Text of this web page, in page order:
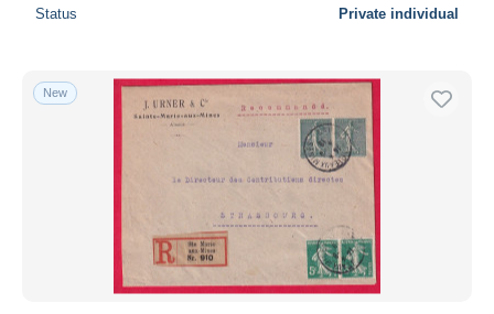
Status Private individual
New